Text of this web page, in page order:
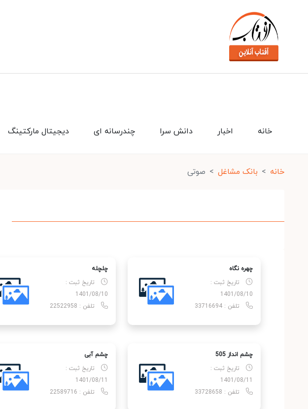
دیجیتال مارکتینگ چندرسانه ای دانش سرا اخبار خانه
خانه بانک مشاغل صوتی
چهره نگاه
تاریخ ثبت :
1401/08/10
تلفن : 33716694
چلچله
تاریخ ثبت :
1401/08/10
تلفن : 22522958
چشم انداز 505
تاریخ ثبت :
1401/08/11
تلفن : 33728658
چشم آبی
تاریخ ثبت :
1401/08/11
تلفن : 22589716